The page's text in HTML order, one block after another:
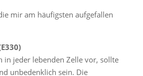
mir am häufigsten aufgefallen
in jeder lebenden Zelle vor, sollte
unbedenklich sein. Die